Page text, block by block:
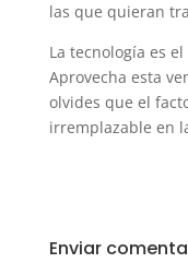
las que quieran
La tecnología es
Aprovecha esta
olvides que el
irremplazable en
Enviar